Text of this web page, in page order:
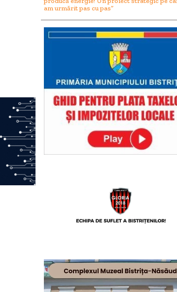
am urmărit pas cu pas”